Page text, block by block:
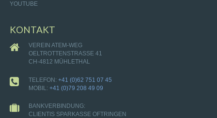
YOUTUBE
KONTAKT
VEREIN ATEM-WEG
OELTROTTENSTRASSE 41
CH-4812 MÜHLETHAL
TELEFON: +41 (0)62 751 07 45
MOBIL: +41 (0)79 208 49 09
BANKVERBINDUNG:
CLIENTIS SPARKASSE OFTRINGEN